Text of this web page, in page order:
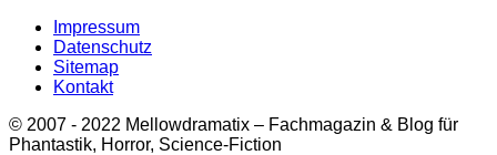
Impressum
Datenschutz
Sitemap
Kontakt
© 2007 - 2022 Mellowdramatix – Fachmagazin & Blog für
Phantastik, Horror, Science-Fiction